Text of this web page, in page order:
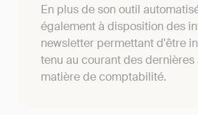
En plus de son outil
également à disposition des
newsletter permettant d'être
tenu au courant des dernières
matière de comptabilité.